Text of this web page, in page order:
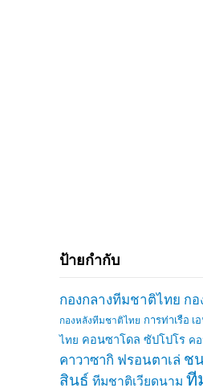
ป้ายกำกับ
กองกลางทีมชาติไทย ก
กองหลังทีมชาติไทย การท่าเรือ เ
ไทย คอนซาโดล ซัปโปโร ค
คาวาซากิ ฟรอนตาเล่ ช
สินธ์ ทีมชาติเวียดนาม ที